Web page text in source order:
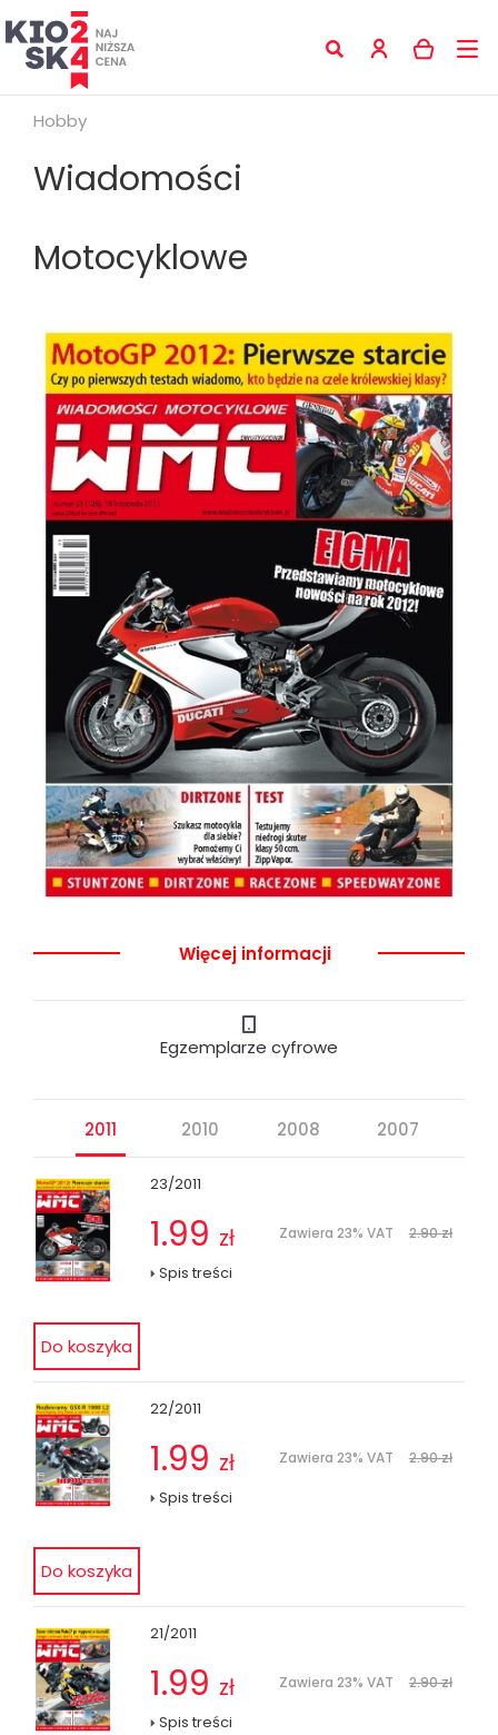
Hobby
Wiadomości
Motocyklowe
Więcej informacji
Egzemplarze cyfrowe
2011 2010 2008 2007
23/2011
1.99 zł 2.90 zł
Zawiera 23% VAT
Spis treści
22/2011
1.99 zł 2.90 zł
Zawiera 23% VAT
Spis treści
21/2011
1.99 zł 2.90 zł
Zawiera 23% VAT
Spis treści